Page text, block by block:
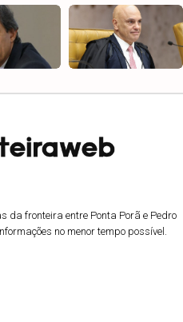
da fronteira entre Ponta Porã e Pedro
no menor tempo possível.